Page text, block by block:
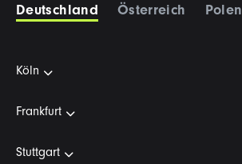
Deutschland Österreich Polen
Köln
Frankfurt
Stuttgart